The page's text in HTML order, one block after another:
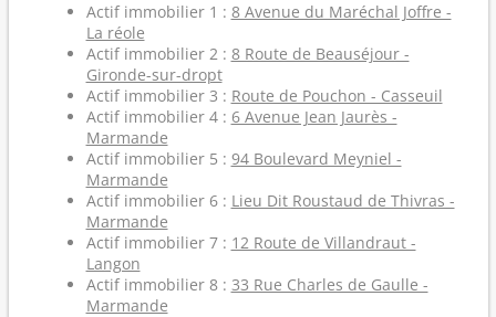
Actif immobilier 1 : 8 Avenue du Maréchal Joffre -
La réole
Actif immobilier 2 : 8 Route de Beauséjour -
Gironde-sur-dropt
Actif immobilier 3 : Route de Pouchon - Casseuil
Actif immobilier 4 : 6 Avenue Jean Jaurès -
Marmande
Actif immobilier 5 : 94 Boulevard Meyniel -
Marmande
Actif immobilier 6 : Lieu Dit Roustaud de Thivras -
Marmande
Actif immobilier 7 : 12 Route de Villandraut -
Langon
Actif immobilier 8 : 33 Rue Charles de Gaulle -
Marmande